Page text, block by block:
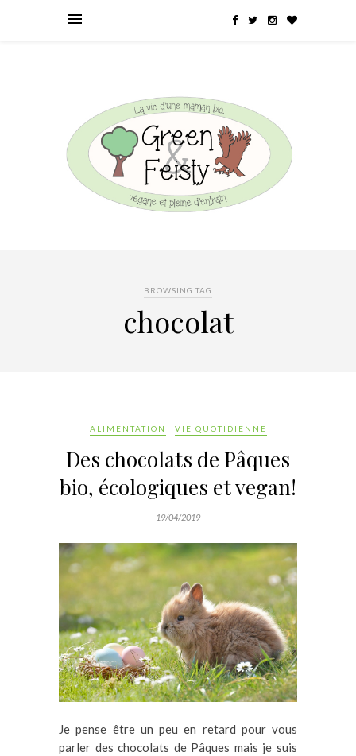
BROWSING TAG
chocolat
ALIMENTATION VIE QUOTIDIENNE
Des chocolats de Pâques
bio, écologiques et vegan!
19/04/2019
Je pense être un peu en retard pour vous
parler des chocolats de Pâques mais je suis